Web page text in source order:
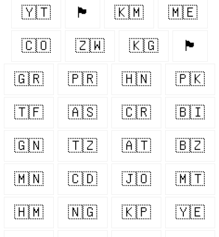
🇾🇹 🏴󠁧󠁢󠁥󠁮󠁧󠁿 🇰🇲 🇲🇪
🇨🇴 🇿🇼 🇰🇬 🏴󠁧󠁢󠁳󠁣󠁴󠁿
🇬🇷 🇵🇷 🇭🇳 🇵🇰
🇹🇫 🇦🇸 🇨🇷 🇧🇮
🇬🇳 🇹🇿 🇦🇹 🇧🇿
🇲🇳 🇨🇩 🇯🇴 🇲🇹
🇭🇲 🇳🇬 🇰🇵 🇾🇪